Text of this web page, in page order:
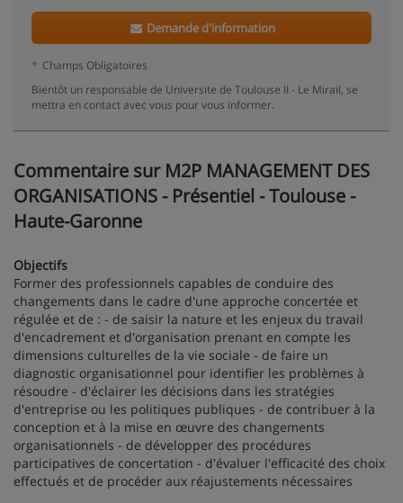
Demande d'information
* Champs Obligatoires
Bientôt un responsable de Universite de Toulouse II - Le Mirail, se
mettra en contact avec vous pour vous informer.
Commentaire sur M2P MANAGEMENT DES
ORGANISATIONS - Présentiel - Toulouse -
Haute-Garonne
Objectifs
Former des professionnels capables de conduire des
changements dans le cadre d'une approche concertée et
régulée et de : - de saisir la nature et les enjeux du travail
d'encadrement et d'organisation prenant en compte les
dimensions culturelles de la vie sociale - de faire un
diagnostic organisationnel pour identifier les problèmes à
résoudre - d'éclairer les décisions dans les stratégies
d'entreprise ou les politiques publiques - de contribuer à la
conception et à la mise en œuvre des changements
organisationnels - de développer des procédures
participatives de concertation - d'évaluer l'efficacité des choix
effectués et de procéder aux réajustements nécessaires